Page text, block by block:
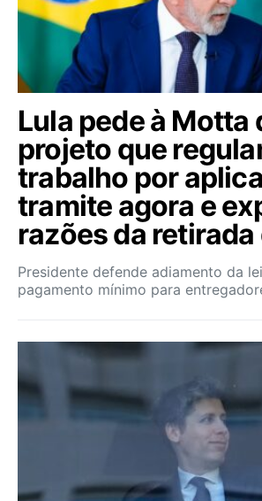
Lula pede à Motta
projeto que
trabalho por
tramite agora e
razões da retirada
Presidente defende adiamento da
pagamento mínimo para